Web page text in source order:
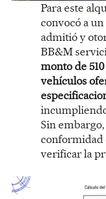
Para este
convocó a
admitió y
BB&M
monto de
vehículos
Sin
conformidad
verificar la